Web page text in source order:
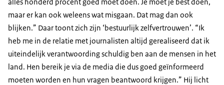
maar er kan ook weleens wat misgaan. Dat mag dan ook
blijken.” Daar toont zich zijn ‘bestuurlijk zelfvertrouwen’. “Ik
heb me in de relatie met journalisten altijd gerealiseerd dat ik
uiteindelijk verantwoording schuldig ben aan de mensen in het
land. Hen bereik je via de media die dus goed geïnformeerd
moeten worden en hun vragen beantwoord krijgen.” Hij licht